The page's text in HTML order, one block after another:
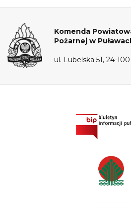
Komenda
Pożarnej w
ul. Lubelska 51, 24-